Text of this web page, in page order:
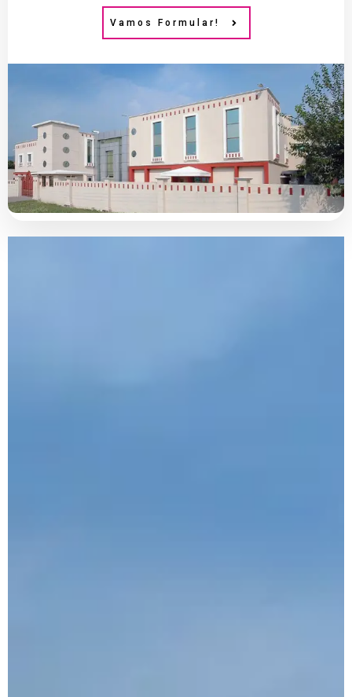
Vamos Formular!